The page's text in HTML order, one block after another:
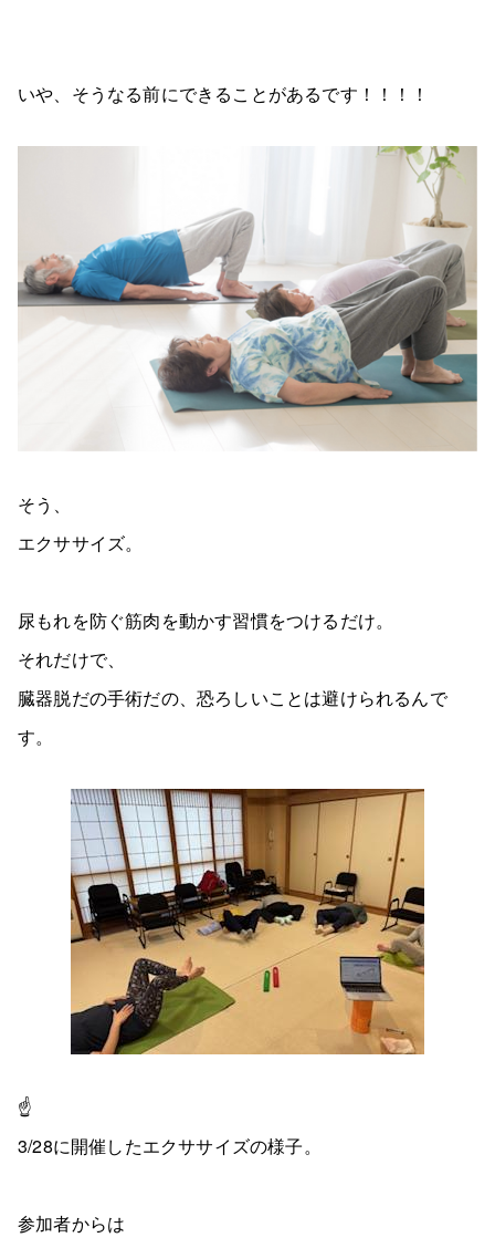
いや、そうなる前にできることがあるです！！！！
そう、
エクササイズ。
尿もれを防ぐ筋肉を動かす習慣をつけるだけ。
それだけで、
臓器脱だの手術だの、恐ろしいことは避けられるんで
す。
☝️
3/28に開催したエクササイズの様子。
参加者からは